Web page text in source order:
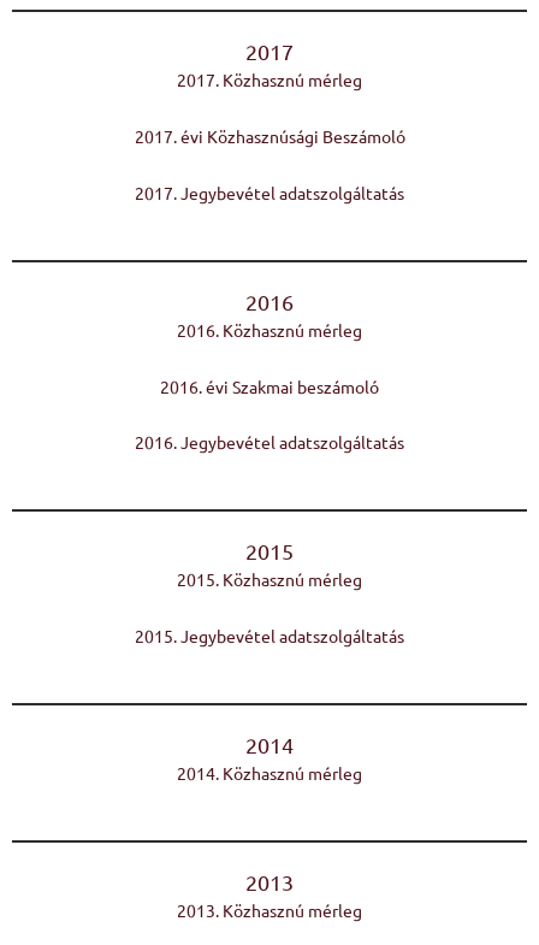
2017
2017. Közhasznú mérleg
2017. évi Közhasznúsági Beszámoló
2017. Jegybevétel adatszolgáltatás
2016
2016. Közhasznú mérleg
2016. évi Szakmai beszámoló
2016. Jegybevétel adatszolgáltatás
2015
2015. Közhasznú mérleg
2015. Jegybevétel adatszolgáltatás
2014
2014. Közhasznú mérleg
2013
2013. Közhasznú mérleg